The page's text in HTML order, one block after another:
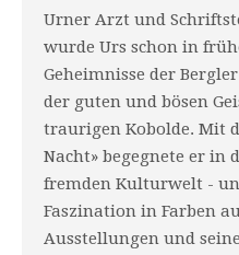
Urner Arzt und
wurde Urs schon in
Geheimnisse der
der guten und bösen
traurigen Kobolde. Mit
Nacht» begegnete er in
fremden Kulturwelt -
Faszination in Farben
Ausstellungen und